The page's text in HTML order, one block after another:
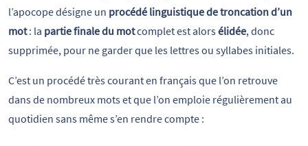
l’apocope désigne un procédé linguistique de troncation d’un
mot: la partie finale du motcomplet est alorsélidée, donc
supprimée, pour ne garder que les lettres ou syllabes initiales.
C’est un procédé très courant en français que l’on retrouve
dans de nombreux mots et que l’on emploie régulièrement au
quotidien sans même s’en rendre compte :